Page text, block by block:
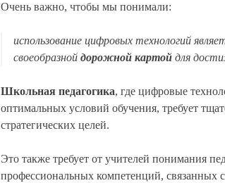
Очень важно, чтобы мы понимали:
использование цифровых технологий
своеобразной дорожной картой для
Школьная педагогика, где цифровые
оптимальных условий обучения, требует
стратегических целей.
Это также требует от учителей понимания
профессиональных компетенций,